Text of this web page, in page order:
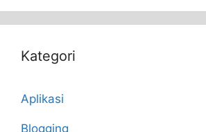
Kategori
Aplikasi
Blogging